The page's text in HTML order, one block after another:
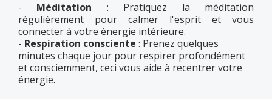
- Méditation : Pratiquez la méditation
régulièrement pour calmer l'esprit et vous
connecter à votre énergie intérieure.
- Respiration consciente : Prenez quelques
minutes chaque jour pour respirer profondément
et consciemment, ceci vous aide à recentrer votre
énergie.